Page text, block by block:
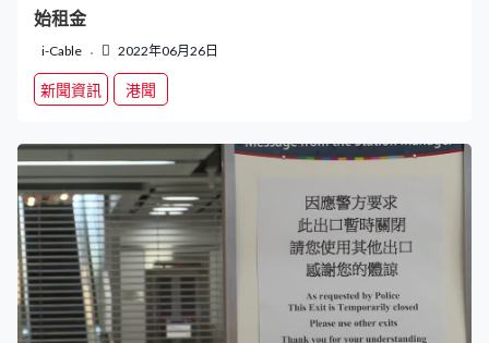
始租金
i-Cable 2022年06月26日
新聞資訊 港聞